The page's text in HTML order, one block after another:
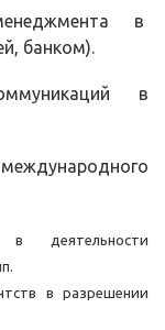
в
банком).
в
деятельности
в разрешении